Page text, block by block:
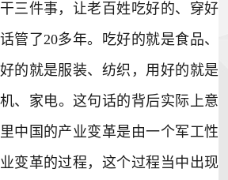
三件事，让老百姓吃好的、穿好
管了20多年。吃好的就是食品、
的就是服装、纺织，用好的就是
、家电。这句话的背后实际上意
中国的产业变革是由一个军工性
变革的过程，这个过程当中出现